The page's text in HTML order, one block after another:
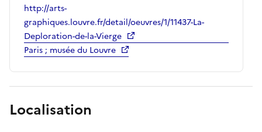
http://arts-
graphiques.louvre.fr/detail/oeuvres/1/11437-La-
Deploration-de-la-Vierge
Paris ; musée du Louvre
Localisation